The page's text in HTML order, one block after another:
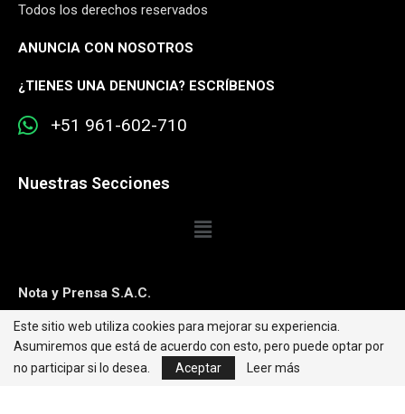
Todos los derechos reservados
ANUNCIA CON NOSOTROS
¿TIENES UNA DENUNCIA? ESCRÍBENOS
+51 961-602-710
Nuestras Secciones
Nota y Prensa S.A.C.
Contacto:editorweb@caretas.com.pe
Síguenos:
Este sitio web utiliza cookies para mejorar su experiencia.
Asumiremos que está de acuerdo con esto, pero puede optar por
no participar si lo desea.
Aceptar Leer más